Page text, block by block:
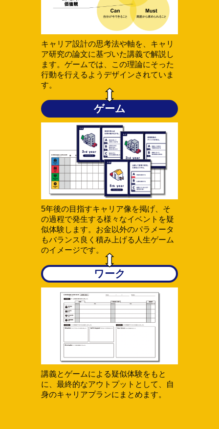
キャリア設計の思考法や軸を、キャリ
ア研究の論文に基づいた講義で解説し
ます。ゲームでは、この理論にそった
行動を行えるようデザインされていま
す。
ゲーム
5年後の目指すキャリア像を掲げ、そ
の過程で発生する様々なイベントを疑
似体験します。お金以外のパラメータ
もバランス良く積み上げる人生ゲーム
のイメージです。
ワーク
講義とゲームによる疑似体験をもと
に、最終的なアウトプットとして、自
身のキャリアプランにまとめます。